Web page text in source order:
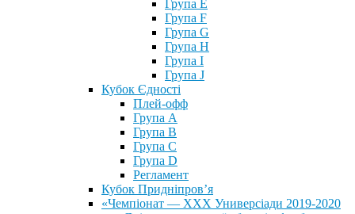
Група E
Група F
Група G
Група H
Група I
Група J
Кубок Єдності
Плей-офф
Група А
Група В
Група С
Група D
Регламент
Кубок Придніпров’я
«Чемпіонат — ХХХ Универсіади 2019-2020